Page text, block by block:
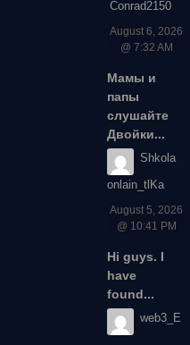
Conrad2150
August 6, 2026
@ 7:32 AM
Мамы и
папы
слушайте
Двойки...
Shkola
onlain_tlKa
August 5, 2026
@ 10:41 PM
Hi guys. I
have
found...
web3_E